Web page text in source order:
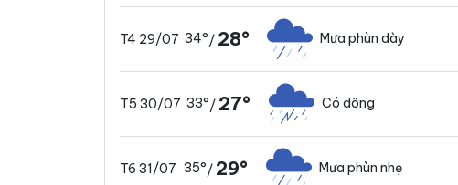
T4 29/07 34°/ 28° Mưa phùn dày
T5 30/07 33°/ 27° Có dông
T6 31/07 35°/ 29° Mưa phùn nhẹ